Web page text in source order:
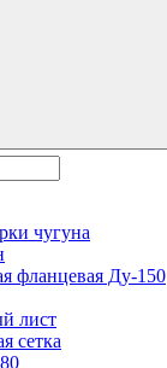
чугуна
фланцевая Ду-150
лист
сетка